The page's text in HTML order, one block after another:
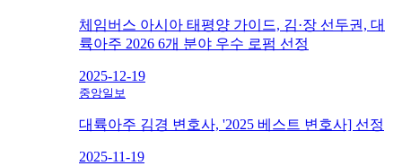
체임버스 아시아 태평양 가이드, 김·장 선두권, 대
륙아주 2026 6개 분야 우수 로펌 선정
2025-12-19
중앙일보
대륙아주 김경 변호사, '2025 베스트 변호사] 선정
2025-11-19